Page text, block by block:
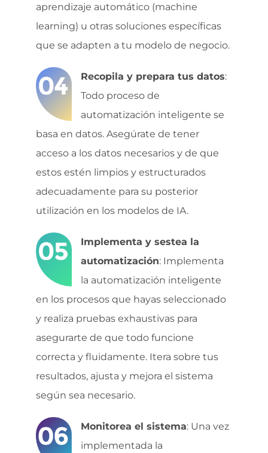
aprendizaje automático (machine
learning) u otras soluciones específicas
que se adapten a tu modelo de negocio.
Recopila y prepara tus datos:
Todo proceso de
automatización inteligente se
basa en datos. Asegúrate de tener
acceso a los datos necesarios y de que
estos estén limpios y estructurados
adecuadamente para su posterior
utilización en los modelos de IA.
Implementa y sestea la
automatización: Implementa
la automatización inteligente
en los procesos que hayas seleccionado
y realiza pruebas exhaustivas para
asegurarte de que todo funcione
correcta y fluidamente. Itera sobre tus
resultados, ajusta y mejora el sistema
según sea necesario.
Monitorea el sistema: Una vez
implementada la